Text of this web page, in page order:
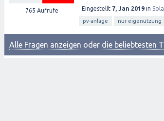
765 Aufrufe Eingestellt 7, Jan 2019 in
pv-anlage nur eigenutzung
Alle Fragen anzeigen oder die beliebtesten